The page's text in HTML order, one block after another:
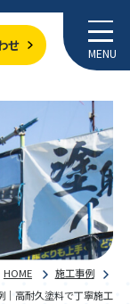
せ MENU
HOME
施工事例
｜高耐久塗料で丁寧施工